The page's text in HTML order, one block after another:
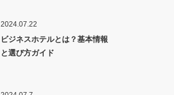
2024.07.22
ビジネスホテルとは？基本情報
と選び方ガイド